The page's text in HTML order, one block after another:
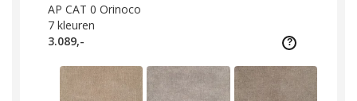
AP CAT 0 Orinoco
7 kleuren
3.089,-